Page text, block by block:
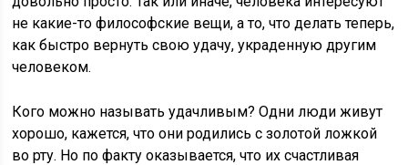
не какие-то философские вещи, а то, что делать теперь,
как быстро вернуть свою удачу, украденную другим
человеком.
Кого можно называть удачливым? Одни люди живут
хорошо, кажется, что они родились с золотой ложкой
во рту. Но по факту оказывается, что их счастливая